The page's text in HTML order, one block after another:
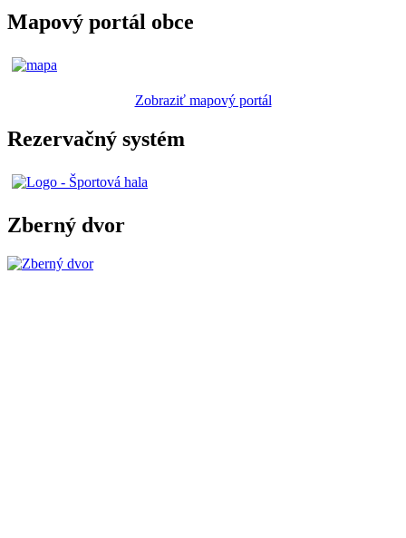
Mapový portál obce
Zobraziť mapový portál
Rezervačný systém
Zberný dvor